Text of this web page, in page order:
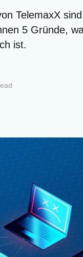
TelemaxX
5 Gründe,
ist.